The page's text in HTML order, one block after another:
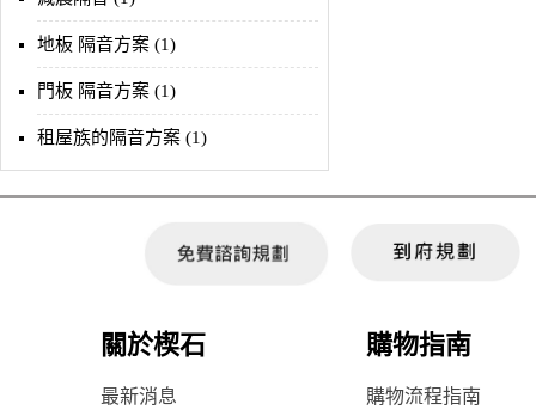
地板 隔音方案 (1)
門板 隔音方案 (1)
租屋族的隔音方案 (1)
關於楔石 購物指南
最新消息 購物流程指南